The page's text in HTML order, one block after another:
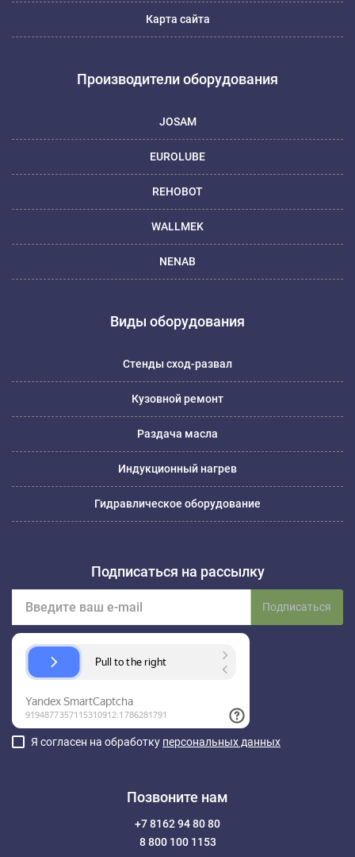
Карта сайта
Производители оборудования
JOSAM
EUROLUBE
REHOBOT
WALLMEK
NENAB
Виды оборудования
Стенды сход-развал
Кузовной ремонт
Раздача масла
Индукционный нагрев
Гидравлическое оборудование
Подписаться на рассылку
Подписаться
Я согласен на обработку персональных данных
Позвоните нам
+7 8162 94 80 80
8 800 100 1153